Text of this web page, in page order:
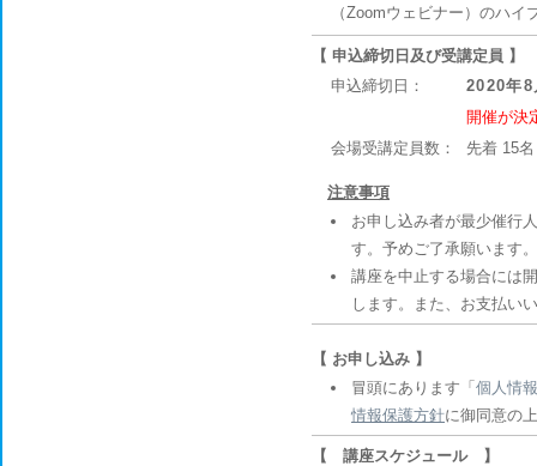
（Zoomウェビナー）のハ
【 申込締切日及び受講定員 】
申込締切日：
2020年8
開催が決
会場受講定員数：
先着 15
注意事項
お申し込み者が最少催行
す。予めご了承願います。
講座を中止する場合には
します。また、お支払い
【 お申し込み 】
冒頭にあります「 個人情
情報保護方針に御同意の
【 講座スケジュール 】